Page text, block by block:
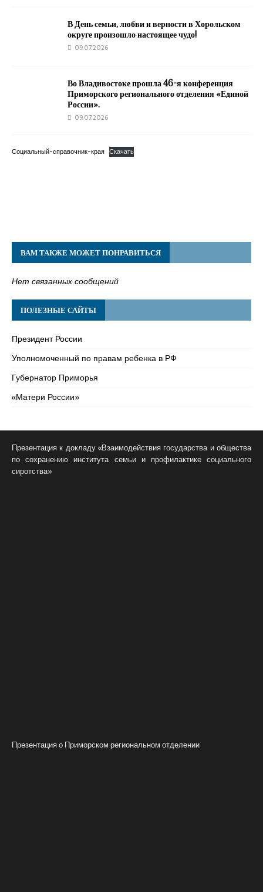
В День семьи, любви и верности в Хорольском
округе произошло настоящее чудо!
09.07.2026
Во Владивостоке прошла 46-я конференция
Приморского регионального отделения «Единой
России».
09.07.2026
Социальный-справочник-края Скачать
ВАМ ТАКЖЕ МОЖЕТ ПОНРАВИТЬСЯ
Нет связанных сообщений
ПОЛЕЗНЫЕ САЙТЫ
Президент России
Уполномоченный по правам ребенка в РФ
Губернатор Приморья
«Матери России»
Презентация к докладу «Взаимодействия государства и общества
по сохранению института семьи и профилактике социального
сиротства»
Презентация о Приморском региональном отделении